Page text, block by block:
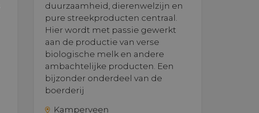
duurzaamheid, dierenwelzijn en
pure streekproducten centraal.
Hier wordt met passie gewerkt
aan de productie van verse
biologische melk en andere
ambachtelijke producten. Een
bijzonder onderdeel van de
boerderij
Kamperveen